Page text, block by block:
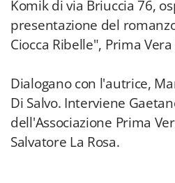
Komik di via Briuccia 76,
presentazione del
Ciocca Ribelle", Prima
Dialogano con l'autrice,
Di Salvo. Interviene
dell'Associazione Prima
Salvatore La Rosa.